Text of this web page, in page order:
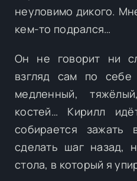
неуловимо дикого.
кем-то подрался…
Он не говорит ни
взгляд сам по себе
медленный,
костей… Кирилл
собирается
сделать шаг назад,
стола, в который я